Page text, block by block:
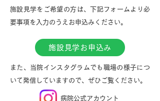
施設見学をご希望の方は、下記フォームより必
要事項を入力のうえお申込みください。
施設見学お申込み
​また、当院インスタグラムでも職場の様子につ
いて発信していますので、ぜひご覧ください。
​病院公式アカウント